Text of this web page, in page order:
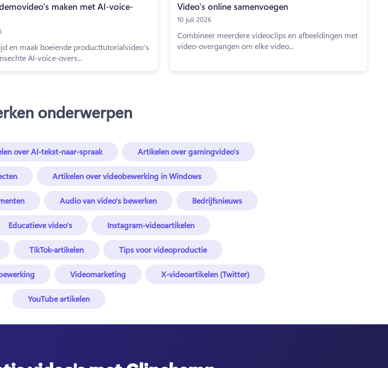
maken met AI-voice-
en maak boeiende producttutorialvideo's
AI-voice-overs...
Video's online samenvoegen
10 juli 2026
Combineer meerdere videoclips en afbeeldingen met
video-overgangen om elke video...
onderwerpen
over AI-tekst-naar-spraak Artikelen over gamingvideo's
Artikelen over videobewerking in Windows
Audio van video's bewerken Bedrijfsnieuws
Educatieve video's Instagram-videoartikelen
TikTok-artikelen Tips voor videoproductie
Videomarketing X-videoartikelen (Twitter)
YouTube artikelen